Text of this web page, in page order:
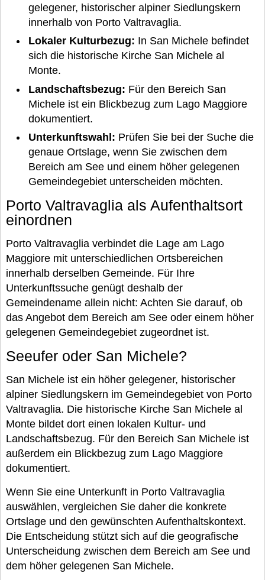
gelegener, historischer alpiner Siedlungskern
innerhalb von Porto Valtravaglia.
Lokaler Kulturbezug: In San Michele befindet
sich die historische Kirche San Michele al
Monte.
Landschaftsbezug: Für den Bereich San
Michele ist ein Blickbezug zum Lago Maggiore
dokumentiert.
Unterkunftswahl: Prüfen Sie bei der Suche die
genaue Ortslage, wenn Sie zwischen dem
Bereich am See und einem höher gelegenen
Gemeindegebiet unterscheiden möchten.
Porto Valtravaglia als Aufenthaltsort
einordnen
Porto Valtravaglia verbindet die Lage am Lago
Maggiore mit unterschiedlichen Ortsbereichen
innerhalb derselben Gemeinde. Für Ihre
Unterkunftssuche genügt deshalb der
Gemeindename allein nicht: Achten Sie darauf, ob
das Angebot dem Bereich am See oder einem höher
gelegenen Gemeindegebiet zugeordnet ist.
Seeufer oder San Michele?
San Michele ist ein höher gelegener, historischer
alpiner Siedlungskern im Gemeindegebiet von Porto
Valtravaglia. Die historische Kirche San Michele al
Monte bildet dort einen lokalen Kultur- und
Landschaftsbezug. Für den Bereich San Michele ist
außerdem ein Blickbezug zum Lago Maggiore
dokumentiert.
Wenn Sie eine Unterkunft in Porto Valtravaglia
auswählen, vergleichen Sie daher die konkrete
Ortslage und den gewünschten Aufenthaltskontext.
Die Entscheidung stützt sich auf die geografische
Unterscheidung zwischen dem Bereich am See und
dem höher gelegenen San Michele.